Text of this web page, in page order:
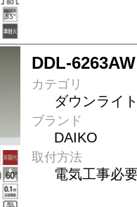
DDL-6263AW
カテゴリ
ダウンライト
ブランド
DAIKO
取付方法
電気工事必